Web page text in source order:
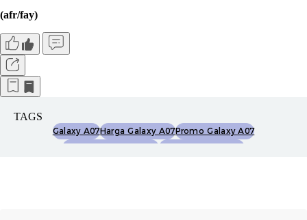
(afr/fay)
TAGS
Galaxy A07Harga Galaxy A07Promo Galaxy A07
Spesifikasi Galaxy A07 Mediatek Helio G99